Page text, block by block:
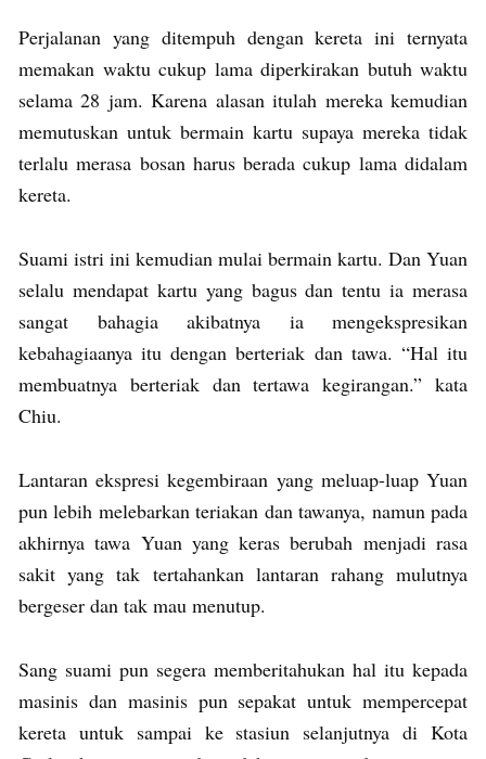
Perjalanan yang ditempuh dengan kereta ini ternyata
memakan waktu cukup lama diperkirakan butuh waktu
selama 28 jam. Karena alasan itulah mereka kemudian
memutuskan untuk bermain kartu supaya mereka tidak
terlalu merasa bosan harus berada cukup lama didalam
kereta.
Suami istri ini kemudian mulai bermain kartu. Dan Yuan
selalu mendapat kartu yang bagus dan tentu ia merasa
sangat bahagia akibatnya ia mengekspresikan
kebahagiaanya itu dengan berteriak dan tawa. “Hal itu
membuatnya berteriak dan tertawa kegirangan.” kata
Chiu.
Lantaran ekspresi kegembiraan yang meluap-luap Yuan
pun lebih melebarkan teriakan dan tawanya, namun pada
akhirnya tawa Yuan yang keras berubah menjadi rasa
sakit yang tak tertahankan lantaran rahang mulutnya
bergeser dan tak mau menutup.
Sang suami pun segera memberitahukan hal itu kepada
masinis dan masinis pun sepakat untuk mempercepat
kereta untuk sampai ke stasiun selanjutnya di Kota